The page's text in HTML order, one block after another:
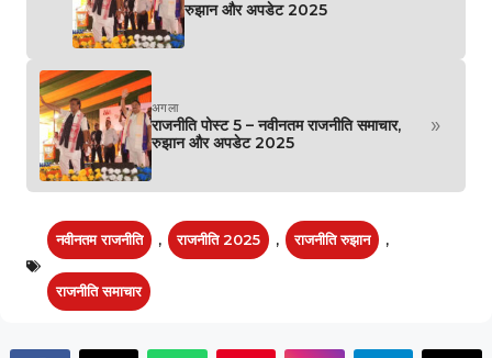
रुझान और अपडेट 2025
अगला
राजनीति पोस्ट 5 – नवीनतम राजनीति समाचार,
रुझान और अपडेट 2025
»
नवीनतम राजनीति , राजनीति 2025 , राजनीति रुझान ,
राजनीति समाचार